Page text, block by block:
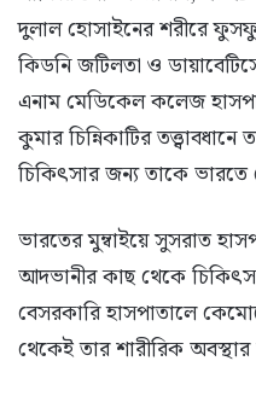
দুলাল হোসাইনের শরীরে
কিডনি জটিলতা ও
এনাম মেডিকেল কলেজ
কুমার চিন্নিকাটির
চিকিৎসার জন্য তাকে ভারতে
ভারতের মুম্বাইয়ে সুসরাত
আদভানীর কাছ থেকে
বেসরকারি হাসপাতালে
থেকেই তার শারীরিক